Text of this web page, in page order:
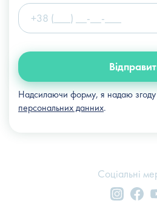
Надсилаючи форму, я надаю
персональних данних.
Соціальні